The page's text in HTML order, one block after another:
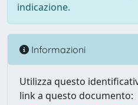
indicazione.
Informazioni
Utilizza questo
link a questo documento: